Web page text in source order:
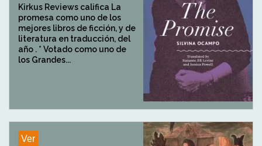
Kirkus Reviews califica La
promesa como uno de los
mejores libros de ficción, y de
literatura en traducción, del
año . * Votado como uno de
los Grandes...
Ver